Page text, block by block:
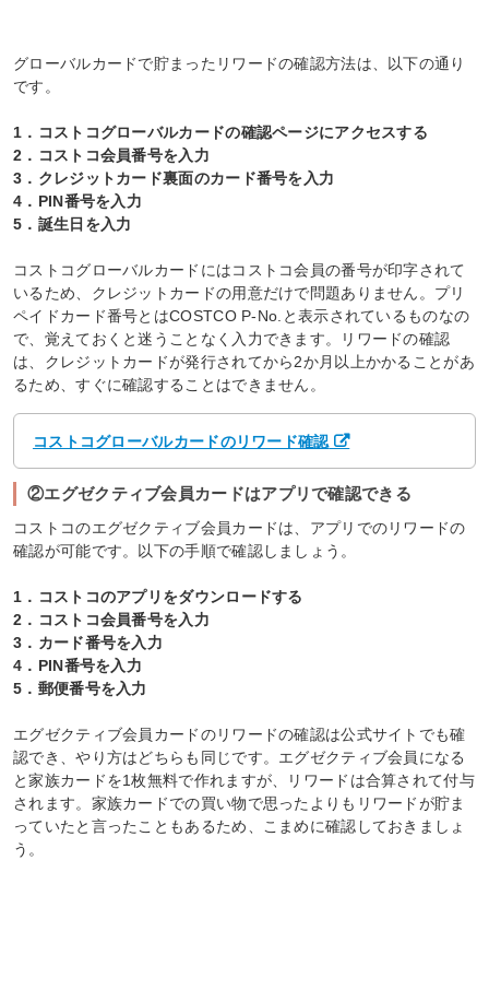
グローバルカードで貯まったリワードの確認方法は、以下の通り
です。
1．コストコグローバルカードの確認ページにアクセスする
2．コストコ会員番号を入力
3．クレジットカード裏面のカード番号を入力
4．PIN番号を入力
5．誕生日を入力
コストコグローバルカードにはコストコ会員の番号が印字されて
いるため、クレジットカードの用意だけで問題ありません。プリ
ペイドカード番号とはCOSTCO P-No.と表示されているものなの
で、覚えておくと迷うことなく入力できます。リワードの確認
は、クレジットカードが発行されてから2か月以上かかることがあ
るため、すぐに確認することはできません。
コストコグローバルカードのリワード確認
②エグゼクティブ会員カードはアプリで確認できる
コストコのエグゼクティブ会員カードは、アプリでのリワードの
確認が可能です。以下の手順で確認しましょう。
1．コストコのアプリをダウンロードする
2．コストコ会員番号を入力
3．カード番号を入力
4．PIN番号を入力
5．郵便番号を入力
エグゼクティブ会員カードのリワードの確認は公式サイトでも確
認でき、やり方はどちらも同じです。エグゼクティブ会員になる
と家族カードを1枚無料で作れますが、リワードは合算されて付与
されます。家族カードでの買い物で思ったよりもリワードが貯ま
っていたと言ったこともあるため、こまめに確認しておきましょ
う。